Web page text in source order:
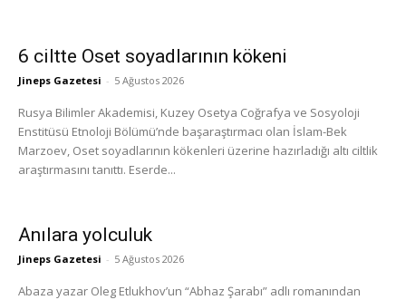
6 ciltte Oset soyadlarının kökeni
Jineps Gazetesi - 5 Ağustos 2026
Rusya Bilimler Akademisi, Kuzey Osetya Coğrafya ve Sosyoloji
Enstitüsü Etnoloji Bölümü’nde başaraştırmacı olan İslam-Bek
Marzoev, Oset soyadlarının kökenleri üzerine hazırladığı altı ciltlik
araştırmasını tanıttı. Eserde...
Anılara yolculuk
Jineps Gazetesi - 5 Ağustos 2026
Abaza yazar Oleg Etlukhov’un “Abhaz Şarabı” adlı romanından